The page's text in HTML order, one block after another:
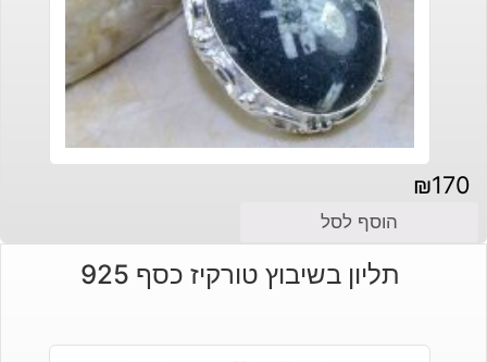
₪170
הוסף לסל
תליון בשיבוץ טורקיז כסף 925